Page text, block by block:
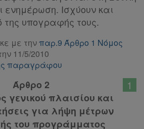
[-]
1
2
3
4
ενημέρωση. Ισχύουν και
της υπογραφής τους.
με τηνπαρ.9 Άρθρο 1 Νόμος
11/5/2010
παραγράφου
1
Άρθρο 2
γενικού πλαισίου και
για λήψη μέτρων
του προγράμματος